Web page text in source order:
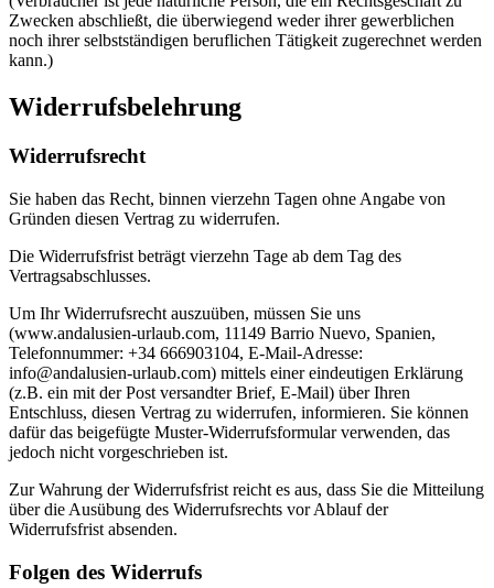
Zwecken abschließt, die überwiegend weder ihrer gewerblichen
noch ihrer selbstständigen beruflichen Tätigkeit zugerechnet werden
kann.)
Widerrufsbelehrung
Widerrufsrecht
Sie haben das Recht, binnen vierzehn Tagen ohne Angabe von
Gründen diesen Vertrag zu widerrufen.
Die Widerrufsfrist beträgt vierzehn Tage ab dem Tag des
Vertragsabschlusses.
Um Ihr Widerrufsrecht auszuüben, müssen Sie uns
(www.andalusien-urlaub.com, 11149 Barrio Nuevo, Spanien,
Telefonnummer: +34 666903104, E-Mail-Adresse:
info@andalusien-urlaub.com) mittels einer eindeutigen Erklärung
(z.B. ein mit der Post versandter Brief, E-Mail) über Ihren
Entschluss, diesen Vertrag zu widerrufen, informieren. Sie können
dafür das beigefügte Muster-Widerrufsformular verwenden, das
jedoch nicht vorgeschrieben ist.
Zur Wahrung der Widerrufsfrist reicht es aus, dass Sie die Mitteilung
über die Ausübung des Widerrufsrechts vor Ablauf der
Widerrufsfrist absenden.
Folgen des Widerrufs